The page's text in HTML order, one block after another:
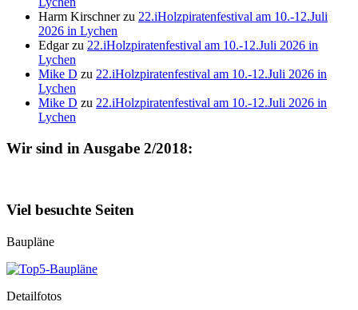
Harm Kirschnerzu 22.iHolzpiratenfestival am 10.-12.Juli
2026 in Lychen
Edgarzu 22.iHolzpiratenfestival am 10.-12.Juli 2026 in
Lychen
Mike D zu 22.iHolzpiratenfestival am 10.-12.Juli 2026 in
Lychen
Mike D zu 22.iHolzpiratenfestival am 10.-12.Juli 2026 in
Lychen
Wir sind in Ausgabe 2/2018:
Viel besuchte Seiten
Baupläne
Detailfotos